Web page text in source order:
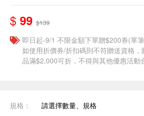
$ 99 $139
即日起-9/1 不限金額下單贈$200券(單
如使用折價券/折扣碼則不符贈送資格
品滿$2,000可折，不得與其他優惠活動
規格： 請選擇數量、規格